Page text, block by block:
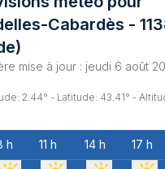
Cabardès -
)
mise à jour : jeudi 6 août
2.44° - Latitude: 43.41° -
h 11 h 14 h 17 h